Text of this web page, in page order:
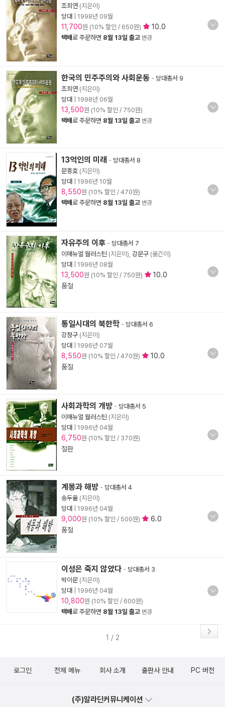
조희연 (지은이)
당대
1998년 09월
11,700원 (10% 할인 / 650원) 10.0
택배로 주문하면 8월 13일 출고 변경
한국의 민주주의와 사회운동 - 당대총서 9
조희연 (지은이)
당대
1998년 06월
13,500원 (10% 할인 / 750원)
택배로 주문하면 8월 13일 출고 변경
13억인의 미래 - 당대총서 8
문흥호 (지은이)
당대
1996년 10월
8,550원 (10% 할인 / 470원)
택배로 주문하면 8월 13일 출고 변경
자유주의 이후 - 당대총서 7
이매뉴얼 월러스틴 (지은이), 강문구 (옮긴이)
당대
1996년 08월
13,500원 (10% 할인 / 750원)
10.0
품절
통일시대의 북한학 - 당대총서 6
강정구 (지은이)
당대
1996년 07월
8,550원 (10% 할인 / 470원)
10.0
품절
사회과학의 개방 - 당대총서 5
이매뉴얼 월러스틴 (지은이)
당대
1996년 04월
6,750원 (10% 할인 / 370원)
절판
계몽과 해방 - 당대총서 4
송두율 (지은이)
당대
1996년 04월
9,000원 (10% 할인 / 500원)
6.0
품절
이성은 죽지 않았다 - 당대총서 3
박이문 (지은이)
당대
1996년 04월
10,800원 (10% 할인 / 600원)
택배로 주문하면 8월 13일 출고 변경
1 / 2
로그인 전체 메뉴 회사 소개 출판사 안내 PC 버전
(주)알라딘커뮤니케이션